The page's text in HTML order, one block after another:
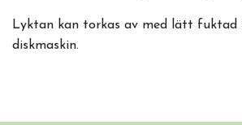
Lyktan kan torkas av med lätt fuktad
diskmaskin.